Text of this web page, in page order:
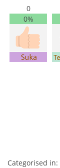
0
0%
Categorised in: